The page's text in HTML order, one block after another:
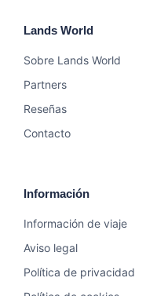
Lands World
Sobre Lands World
Partners
Reseñas
Contacto
Información
Información de viaje
Aviso legal
Política de privacidad